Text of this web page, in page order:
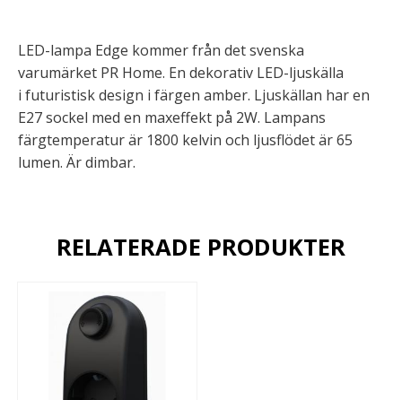
LED-lampa Edge kommer från det svenska
varumärket PR Home. En dekorativ LED-ljuskälla
i futuristisk design i färgen amber. Ljuskällan har en
E27 sockel med en maxeffekt på 2W. Lampans
färgtemperatur är 1800 kelvin och ljusflödet är 65
lumen. Är dimbar.
RELATERADE PRODUKTER